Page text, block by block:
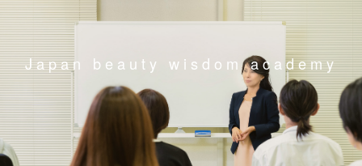
Japan beauty wisdom academy